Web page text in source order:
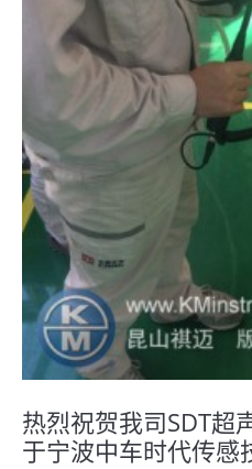
热烈祝贺我司SDT超
于宁波中车时代传感